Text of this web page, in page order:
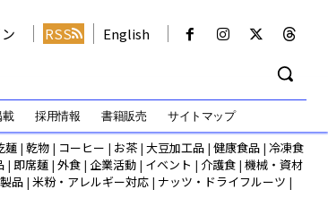
RSS English
載 採用情報 書籍販売 サイトマップ
麺 | 乾物 | コーヒー | お茶 | 大豆加工品 | 健康食品 | 冷凍食
| 即席麺 | 外食 | 企業活動 | イベント | 介護食 | 機械・資材
品 | 米粉・アレルギー対応 | ナッツ・ドライフルーツ |